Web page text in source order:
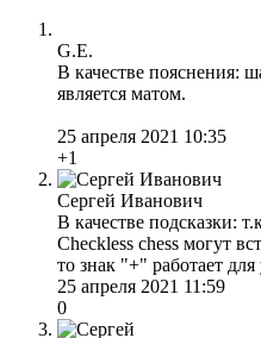
G.E.
В качестве пояснения:
является матом.
25 апреля 2021 10:35
+1
Сергей Иванович
В качестве подсказки:
Checkless chess могут
то знак "+" работает
25 апреля 2021 11:59
0